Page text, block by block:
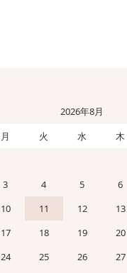
2026年8月
月 火 水 木
3 4 5 6
10 11 12 13
17 18 19 20
24 25 26 27